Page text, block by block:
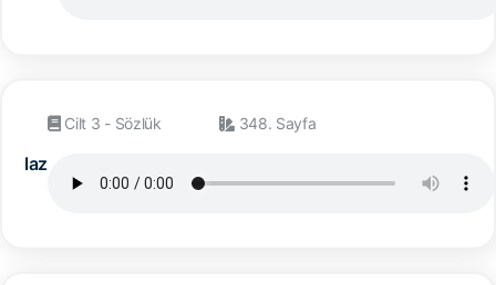
laz
Cilt 3 - Sözlük 348. Sayfa